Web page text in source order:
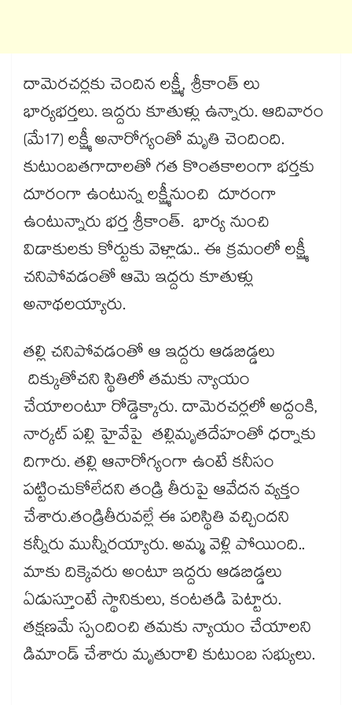
దామెరచర్లకు చెందిన లక్ష్మీ, శ్రీకాంత్ లు
భార్యభర్తలు. ఇద్దరు కూతుళ్లు ఉన్నారు. ఆదివారం
(మే17) లక్ష్మీ అనారోగ్యంతో మృతి చెందింది.
కుటుంబతగాదాలతో గత కొంతకాలంగా భర్తకు
దూరంగా ఉంటున్న లక్ష్మీనుంచి దూరంగా
ఉంటున్నారు భర్త శ్రీకాంత్. భార్య నుంచి
విడాకులకు కోర్టుకు వెళ్లాడు.. ఈ క్రమంలో లక్ష్మీ
చనిపోవడంతో ఆమె ఇద్దరు కూతుళ్లు
అనాథలయ్యారు.
తల్లి చనిపోవడంతో ఆ ఇద్దరు ఆడబిడ్డలు
దిక్కుతోచని స్థితిలో తమకు న్యాయం
చేయాలంటూ రోడ్డెక్కారు. దామెరచర్లలో అద్దంకి,
నార్కట్ పల్లి హైవేపై తల్లిమృతదేహంతో ధర్నాకు
దిగారు. తల్లి ఆనారోగ్యంగా ఉంటే కనీసం
పట్టించుకోలేదని తండ్రి తీరుపై ఆవేదన వ్యక్తం
చేశారు.తండ్రితీరువల్లే ఈ పరిస్థితి వచ్చిందని
కన్నీరు మున్నీరయ్యారు. అమ్మ వెళ్లి పోయింది..
మాకు దిక్కెవరు అంటూ ఇద్దరు ఆడబిడ్డలు
ఏడుస్తూంటే స్థానికులు, కంటతడి పెట్టారు.
తక్షణమే స్పందించి తమకు న్యాయం చేయాలని
డిమాండ్ చేశారు మృతురాలి కుటుంబ సభ్యులు.